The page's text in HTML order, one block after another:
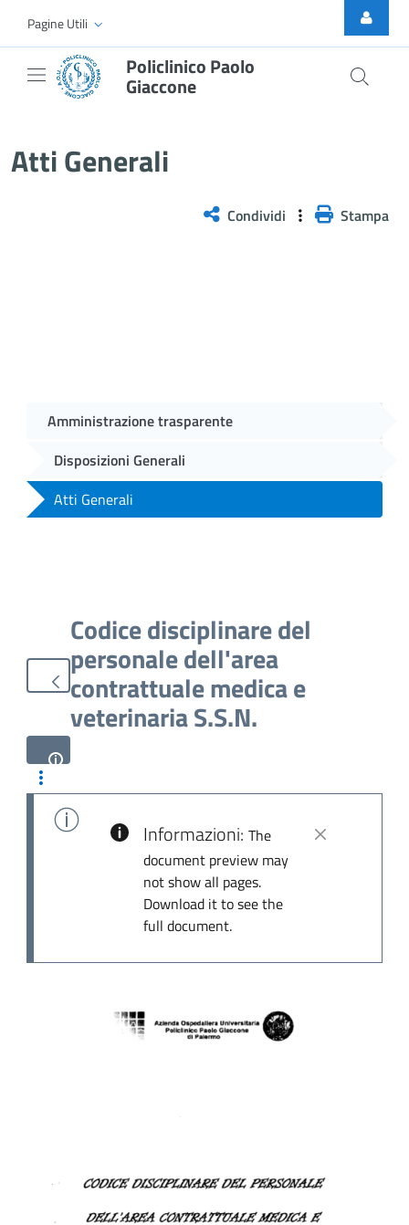
Skip to Main Content
Pagine Utili
Policlinico Paolo
Giaccone
Atti Generali
Condividi Stampa
Amministrazione trasparente
Disposizioni Generali
Atti Generali
Codice disciplinare del
personale dell'area
contrattuale medica e
veterinaria S.S.N.
Informazioni: The
document preview may
not show all pages.
Download it to see the
full document.